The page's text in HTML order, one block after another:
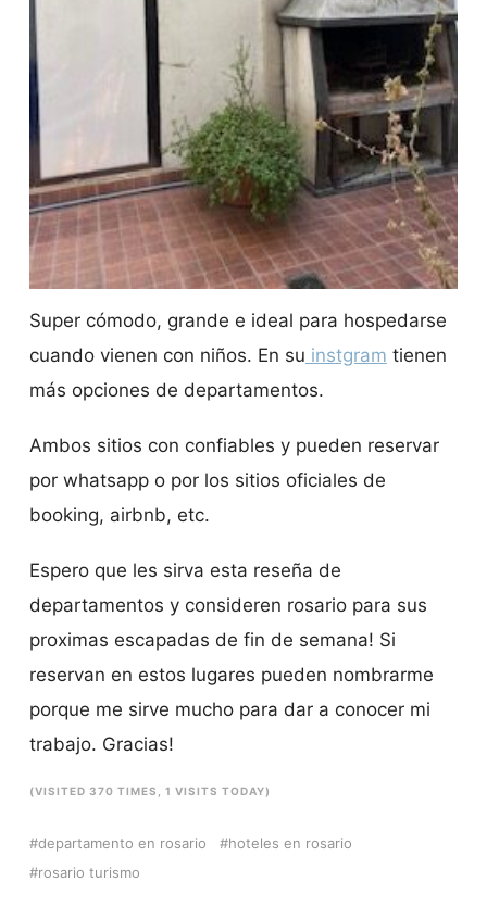
Super cómodo, grande e ideal para hospedarse
cuando vienen con niños. En su instgram tienen
más opciones de departamentos.
Ambos sitios con confiables y pueden reservar
por whatsapp o por los sitios oficiales de
booking, airbnb, etc.
Espero que les sirva esta reseña de
departamentos y consideren rosario para sus
proximas escapadas de fin de semana! Si
reservan en estos lugares pueden nombrarme
porque me sirve mucho para dar a conocer mi
trabajo. Gracias!
(VISITED 370 TIMES, 1 VISITS TODAY)
departamento en rosario
hoteles en rosario
rosario turismo